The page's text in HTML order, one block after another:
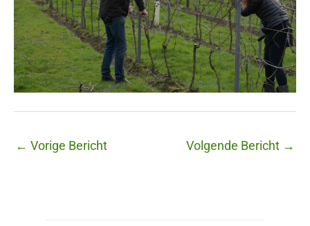
← Vorige Bericht Volgende Bericht →